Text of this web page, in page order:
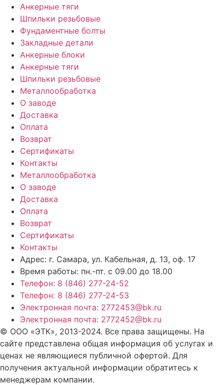
Анкерные тяги
Шпильки резьбовые
Фундаментные болты
Закладные детали
Анкерные блоки
Анкерные тяги
Шпильки резьбовые
Металлообработка
О заводе
Доставка
Оплата
Возврат
Сертификаты
Контакты
Металлообработка
О заводе
Доставка
Оплата
Возврат
Сертификаты
Контакты
Адрес: г. Самара, ул. Кабельная, д. 13, оф. 17
Время работы: пн.-пт. с 09.00 до 18.00
Телефон: 8 (846) 277-24-52
Телефон: 8 (846) 277-24-53
Электронная почта: 2772453@bk.ru
Электронная почта: 2772452@bk.ru
© ООО «ЭТК», 2013-2024. Все права защищены. На
сайте представлена общая информация об услугах и
ценах не являющиеся публичной офертой. Для
получения актуальной информации обратитесь к
менеджерам компании.